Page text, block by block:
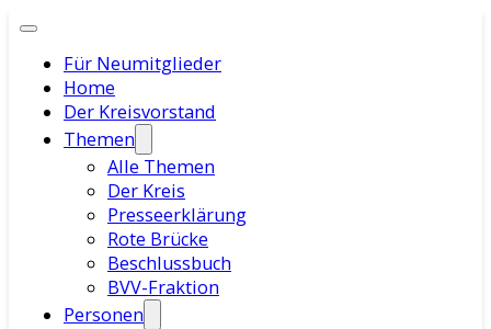
Für Neumitglieder
Home
Der Kreisvorstand
Themen
Alle Themen
Der Kreis
Presseerklärung
Rote Brücke
Beschlussbuch
BVV-Fraktion
Personen